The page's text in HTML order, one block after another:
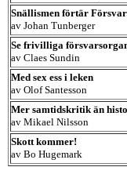
Snällismen förtär
av Johan Tunberger
Se frivilliga
av Claes Sundin
Med sex ess i leken
av Olof Santesson
Mer samtidskritik än
av Mikael Nilsson
Skott kommer!
av Bo Hugemark